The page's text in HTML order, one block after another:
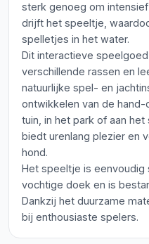
sterk genoeg om
drijft het speeltje,
spelletjes in het water.
Dit interactieve
verschillende rassen en
natuurlijke spel- en
ontwikkelen van de hand-
tuin, in het park of aan
biedt urenlang plezier en
hond.
Het speeltje is eenvoudig
vochtige doek en is
Dankzij het duurzame
bij enthousiaste spelers.